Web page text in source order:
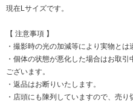
現在Lサイズです。
【 注意事項 】
・撮影時の光の加減等により実物とは
・個体の状態が悪化した場合はお取
ございます。
・返品はお断りいたします。
・店頭にも陳列していますので、売